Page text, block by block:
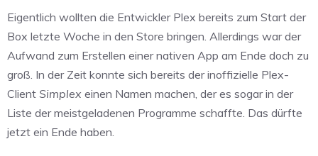
Eigentlich wollten die Entwickler Plex bereits zum Start der
Box letzte Woche in den Store bringen. Allerdings war der
Aufwand zum Erstellen einer nativen App am Ende doch zu
groß. In der Zeit konnte sich bereits der inoffizielle Plex-
Client Simplex einen Namen machen, der es sogar in der
Liste der meistgeladenen Programme schaffte. Das dürfte
jetzt ein Ende haben.